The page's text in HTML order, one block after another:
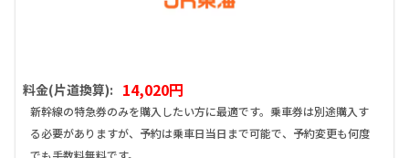
料金(片道換算): 14,020円
新幹線の特急券のみを購入したい方に最適です。乗車券は別途購入す
る必要がありますが、予約は乗車日当日まで可能で、予約変更も何度
でも手数料無料です。